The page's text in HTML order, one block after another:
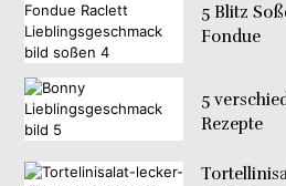
5 Blitz
Fondue
5
Rezepte